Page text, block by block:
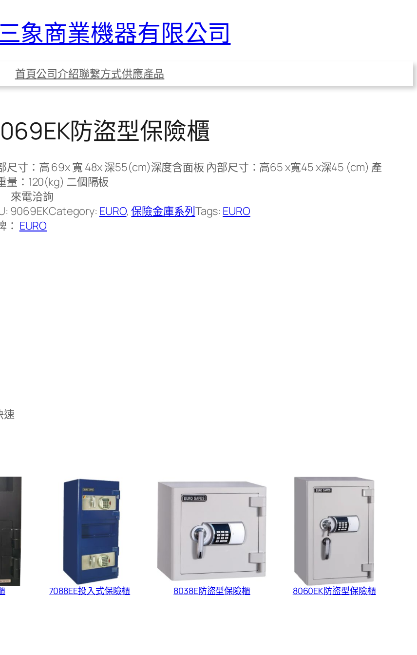
象商業機器有限公司
首頁公司介紹聯繫方式供應產品
防盜型保險櫃
尺寸：高 69x 寬 48x 深55(cm)深度含面板 內部尺寸：高65 x寬45 x深45 (cm) 產
量：120(kg) 二個隔板
來電洽詢
9069EKCategory: EURO, 保險金庫系列Tags: EURO
： EURO
速
7088EE投入式保險櫃 8038E防盜型保險櫃 8060EK防盜型保險櫃